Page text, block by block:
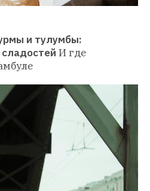
и тулумбы:
сладостей И где